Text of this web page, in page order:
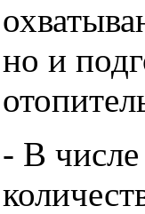
но и
- В числе